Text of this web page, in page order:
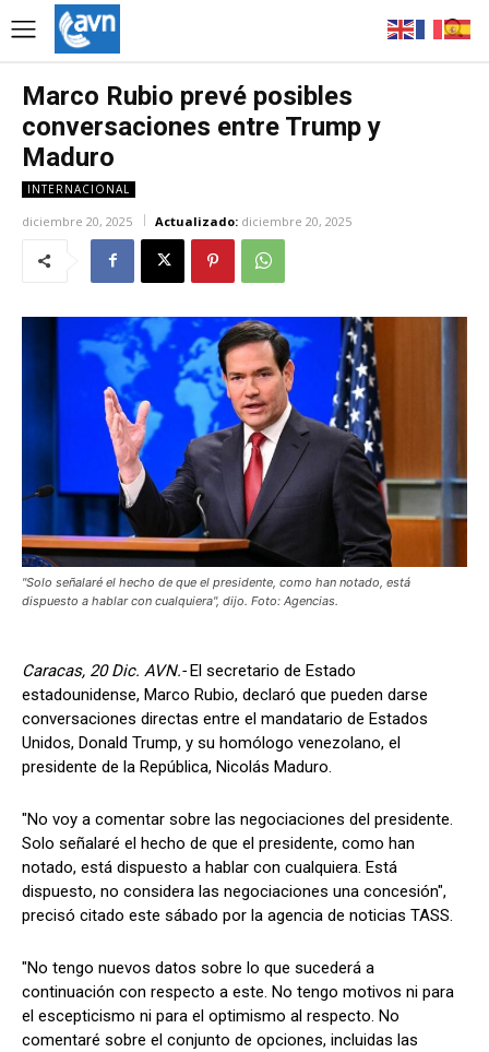
Marco Rubio prevé posibles
conversaciones entre Trump y
Maduro
INTERNACIONAL
diciembre 20, 2025 Actualizado: diciembre 20, 2025
"Solo señalaré el hecho de que el presidente, como han notado, está
dispuesto a hablar con cualquiera", dijo. Foto: Agencias.
Caracas, 20 Dic. AVN.- El secretario de Estado
estadounidense, Marco Rubio, declaró que pueden darse
conversaciones directas entre el mandatario de Estados
Unidos, Donald Trump, y su homólogo venezolano, el
presidente de la República, Nicolás Maduro.
"No voy a comentar sobre las negociaciones del presidente.
Solo señalaré el hecho de que el presidente, como han
notado, está dispuesto a hablar con cualquiera. Está
dispuesto, no considera las negociaciones una concesión",
precisó citado este sábado por la agencia de noticias TASS.
"No tengo nuevos datos sobre lo que sucederá a
continuación con respecto a este. No tengo motivos ni para
el escepticismo ni para el optimismo al respecto. No
comentaré sobre el conjunto de opciones, incluidas las